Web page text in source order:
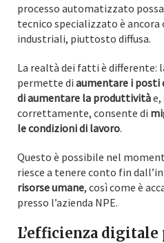
processo automatizzato
tecnico specializzato è
industriali, piuttosto diffusa.
La realtà dei fatti è differente:
permette di aumentare i posti
di aumentare la produttività
correttamente, consente di
le condizioni di lavoro.
Questo è possibile nel
riesce a tenere conto fin
risorse umane, così come è
presso l’azienda NPE.
L’efficienza digitale